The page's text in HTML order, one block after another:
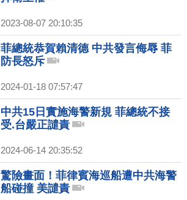
2023-08-07 20:10:35
菲總統恭賀賴清德 中共發言侮辱 菲
防長怒斥
2024-01-18 07:57:47
中共15日實施海警新規 菲總統不接
受.台嚴正譴責
2024-06-14 20:35:52
驚險畫面！菲律賓海巡船遭中共海警
船碰撞 美譴責